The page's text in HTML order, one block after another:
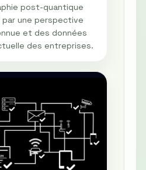
post-quantique
une perspective
et des données
des entreprises.